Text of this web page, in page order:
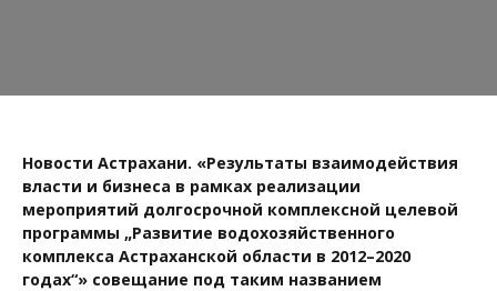
Новости Астрахани. «Результаты взаимодействия
власти и бизнеса в рамках реализации
мероприятий долгосрочной комплексной целевой
программы „Развитие водохозяйственного
комплекса Астраханской области в 2012–2020
годах“» совещание под таким названием